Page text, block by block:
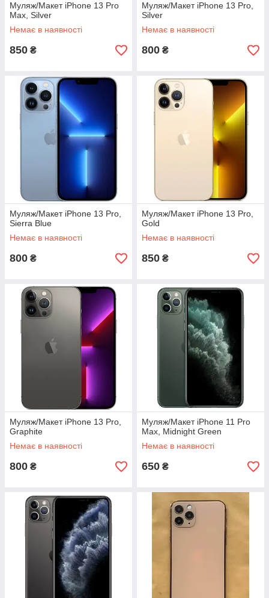
Муляж/Макет iPhone 13 Pro
Max, Silver
Немає в наявності
850 ₴
Муляж/Макет iPhone 13 Pro,
Silver
Немає в наявності
800 ₴
Муляж/Макет iPhone 13 Pro,
Sierra Blue
Немає в наявності
800 ₴
Муляж/Макет iPhone 13 Pro,
Gold
Немає в наявності
850 ₴
Муляж/Макет iPhone 13 Pro,
Graphite
Немає в наявності
800 ₴
Муляж/Макет iPhone 11 Pro
Max, Midnight Green
Немає в наявності
650 ₴